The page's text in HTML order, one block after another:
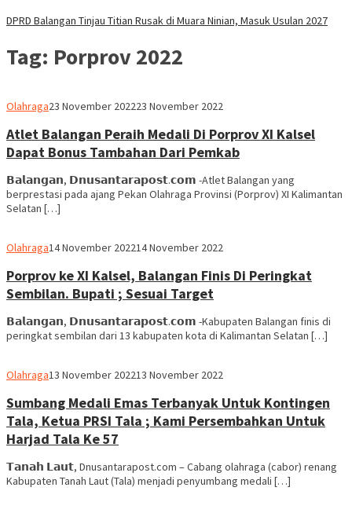
DPRD Balangan Tinjau Titian Rusak di Muara Ninian, Masuk Usulan 2027
Tag: Porprov 2022
OlahragaBen
23 November 202223 November 2022
Atlet Balangan Peraih Medali Di Porprov XI Kalsel
Dapat Bonus Tambahan Dari Pemkab
𝗕𝗮𝗹𝗮𝗻𝗴𝗮𝗻, 𝗗𝗻𝘂𝘀𝗮𝗻𝘁𝗮𝗿𝗮𝗽𝗼𝘀𝘁.𝗰𝗼𝗺 -Atlet Balangan yang
berprestasi pada ajang Pekan Olahraga Provinsi (Porprov) XI Kalimantan
Selatan […]
OlahragaBen
14 November 202214 November 2022
Porprov ke XI Kalsel, Balangan Finis Di Peringkat
Sembilan. Bupati ; Sesuai Target
𝗕𝗮𝗹𝗮𝗻𝗴𝗮𝗻, 𝗗𝗻𝘂𝘀𝗮𝗻𝘁𝗮𝗿𝗮𝗽𝗼𝘀𝘁.𝗰𝗼𝗺 -Kabupaten Balangan finis di
peringkat sembilan dari 13 kabupaten kota di Kalimantan Selatan […]
OlahragaBen
13 November 202213 November 2022
Sumbang Medali Emas Terbanyak Untuk Kontingen
Tala, Ketua PRSI Tala ; Kami Persembahkan Untuk
Harjad Tala Ke 57
𝗧𝗮𝗻𝗮𝗵 𝗟𝗮𝘂𝘁, Dnusantarapost.com – Cabang olahraga (cabor) renang
Kabupaten Tanah Laut (Tala) menjadi penyumbang medali […]